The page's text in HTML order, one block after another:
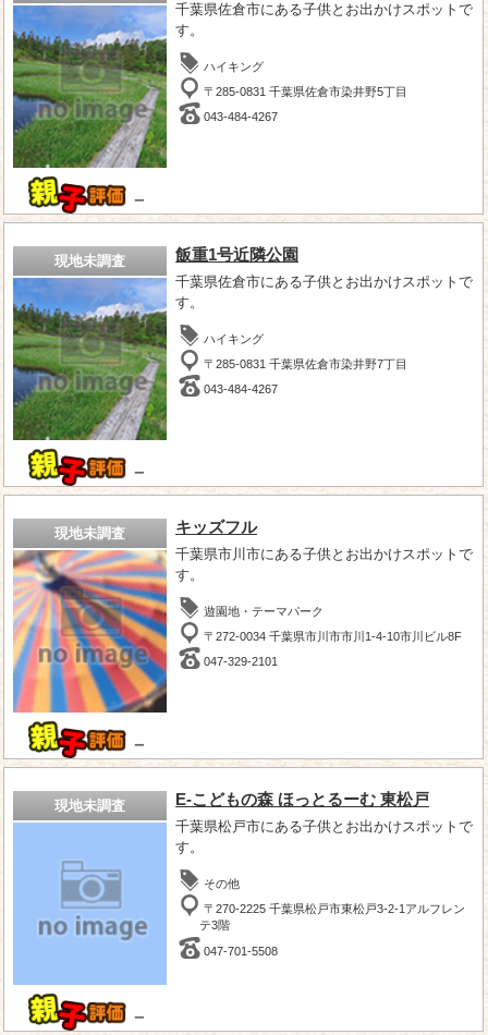
－
千葉県佐倉市にある子供とお出かけスポットで
す。
ハイキング
〒285-0831 千葉県佐倉市染井野5丁目
043-484-4267
現地未調査
－
飯重1号近隣公園
千葉県佐倉市にある子供とお出かけスポットで
す。
ハイキング
〒285-0831 千葉県佐倉市染井野7丁目
043-484-4267
現地未調査
－
キッズフル
千葉県市川市にある子供とお出かけスポットで
す。
遊園地・テーマパーク
〒272-0034 千葉県市川市市川1-4-10市川ビル8F
047-329-2101
現地未調査
－
E-こどもの森 ほっとるーむ 東松戸
千葉県松戸市にある子供とお出かけスポットで
す。
その他
〒270-2225 千葉県松戸市東松戸3-2-1アルフレン
テ3階
047-701-5508